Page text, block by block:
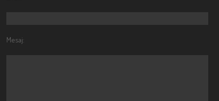
Mesaj: